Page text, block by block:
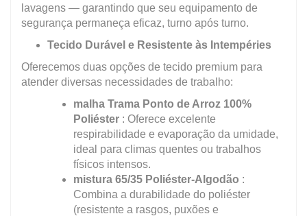
lavagens — garantindo que seu equipamento de
segurança permaneça eficaz, turno após turno.
Tecido Durável e Resistente às Intempéries
Oferecemos duas opções de tecido premium para
atender diversas necessidades de trabalho:
malha Trama Ponto de Arroz 100%
Poliéster : Oferece excelente
respirabilidade e evaporação da umidade,
ideal para climas quentes ou trabalhos
físicos intensos.
mistura 65/35 Poliéster-Algodão :
Combina a durabilidade do poliéster
(resistente a rasgos, puxões e